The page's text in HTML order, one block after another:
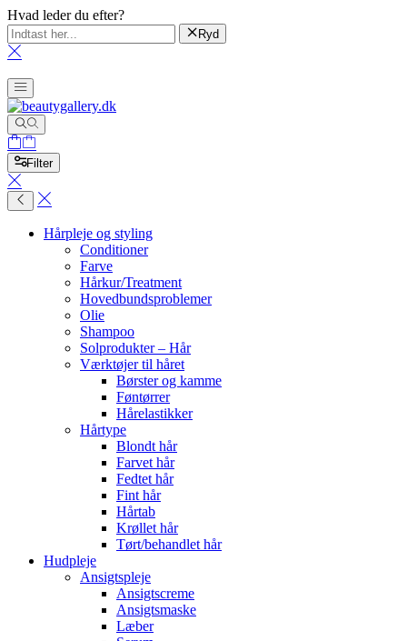
Hvad leder du efter?
Ryd
Filter
Hårpleje og styling
Conditioner
Farve
Hårkur/Treatment
Hovedbundsproblemer
Olie
Shampoo
Solprodukter – Hår
Værktøjer til håret
Børster og kamme
Føntørrer
Hårelastikker
Hårtype
Blondt hår
Farvet hår
Fedtet hår
Fint hår
Hårtab
Krøllet hår
Tørt/behandlet hår
Hudpleje
Ansigtspleje
Ansigtscreme
Ansigtsmaske
Læber